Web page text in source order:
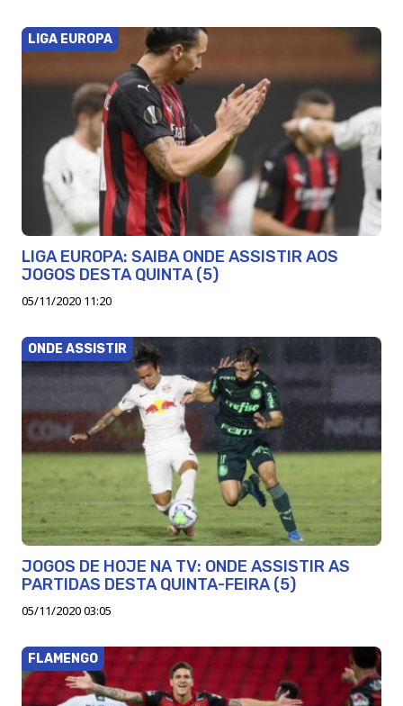
LIGA EUROPA
LIGA EUROPA: SAIBA ONDE ASSISTIR AOS
JOGOS DESTA QUINTA (5)
05/11/2020 11:20
ONDE ASSISTIR
JOGOS DE HOJE NA TV: ONDE ASSISTIR AS
PARTIDAS DESTA QUINTA-FEIRA (5)
05/11/2020 03:05
FLAMENGO